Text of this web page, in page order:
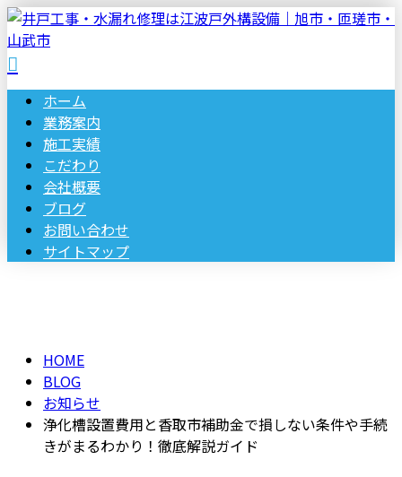
ホーム
業務案内
施工実績
こだわり
会社概要
ブログ
お問い合わせ
サイトマップ
HOME
BLOG
お知らせ
浄化槽設置費用と香取市補助金で損しない条件や手続
きがまるわかり！徹底解説ガイド